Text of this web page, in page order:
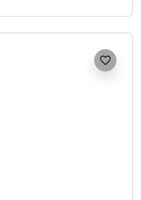
favorite_border